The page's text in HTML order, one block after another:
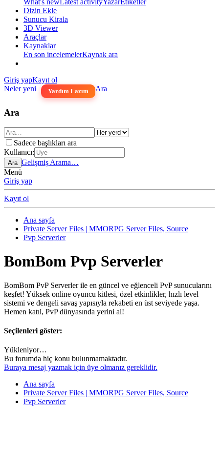
What's newLatest activityYazarEtiketler
Dizin Ekle
Sunucu Kirala
3D Viewer
Araçlar
Kaynaklar
En son incelemelerKaynak ara
Giriş yapKayıt ol
Neler yeni
Yardım Lazım Ara
Ara
Sadece başlıkları ara
Kullanıcı:
Ara Gelişmiş Arama…
Menü
Giriş yap
Kayıt ol
Ana sayfa
Private Server Files | MMORPG Server Files, Source
Pvp Serverler
BomBom Pvp Serverler
BomBom PvP Serverler ile en güncel ve eğlenceli PvP sunucularını
keşfet! Yüksek online oyuncu kitlesi, özel etkinlikler, hızlı level
sistemi ve dengeli savaş yapısıyla rekabeti en üst seviyede yaşa.
Hemen katıl, PvP dünyasında yerini al!
Seçilenleri göster:
Yükleniyor…
Bu forumda hiç konu bulunmamaktadır.
Buraya mesaj yazmak için üye olmanız gereklidir.
Ana sayfa
Private Server Files | MMORPG Server Files, Source
Pvp Serverler